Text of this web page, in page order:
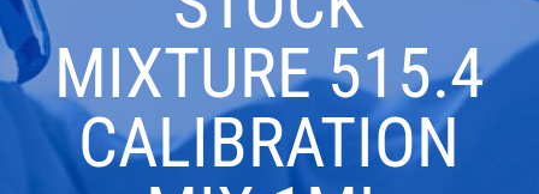
MIXTURE 515.4
CALIBRATION